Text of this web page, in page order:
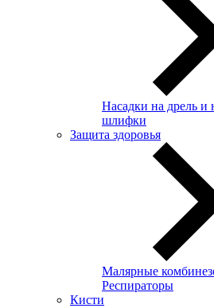
Насадки на дрель
шлифки
Защита здоровья
Малярные
Респираторы
Кисти